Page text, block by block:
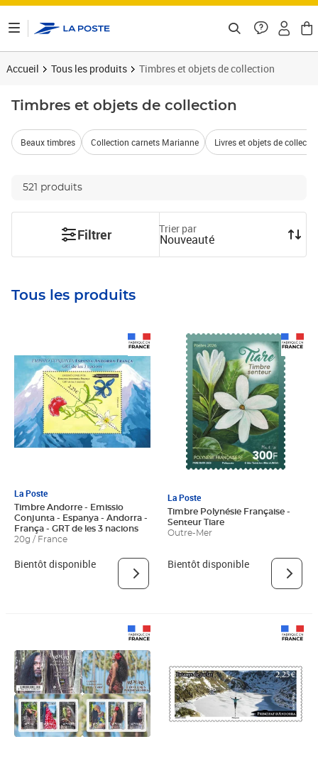
Accueil Tous les produits Timbres et objets de collection
Timbres et objets de collection
Beaux timbres Collection carnets Marianne Livres et objets de
521 produits
Filtrer Trier par
Nouveauté
Tous les produits
La Poste
Timbre Andorre - Emissio
Conjunta - Espanya - Andorra -
França - GRT de les 3 nacions
20g / France
Bientôt disponible
La Poste
Timbre Polynésie Française -
Senteur Tiare
Outre-Mer
Bientôt disponible